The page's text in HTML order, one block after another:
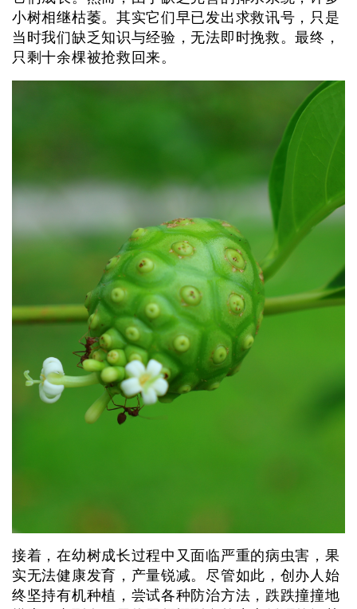
小树相继枯萎。其实它们早已发出求救讯号，只是
当时我们缺乏知识与经验，无法即时挽救。最终，
只剩十余棵被抢救回来。
接着，在幼树成长过程中又面临严重的病虫害，果
实无法健康发育，产量锐减。尽管如此，创办人始
终坚持有机种植，尝试各种防治方法，跌跌撞撞地